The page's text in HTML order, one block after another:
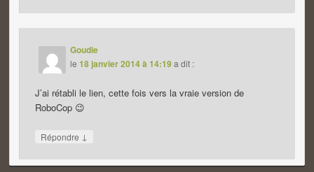
Goudie
le 18 janvier 2014 à 14:19 a dit :
J’ai rétabli le lien, cette fois vers la vraie version de
RoboCop 😉
Répondre ↓